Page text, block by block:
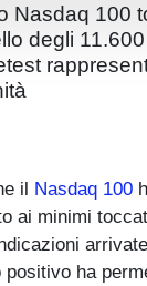
Nasdaq 100
degli
il Nasdaq 100
ai minimi
ha